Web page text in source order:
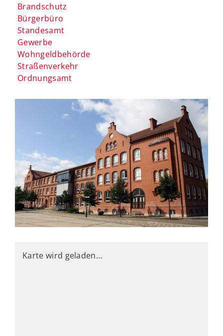
Brandschutz
Bürgerbüro
Standesamt
Gewerbe
Wohngeldbehörde
Straßenverkehr
Ordnungsamt
Karte wird geladen...